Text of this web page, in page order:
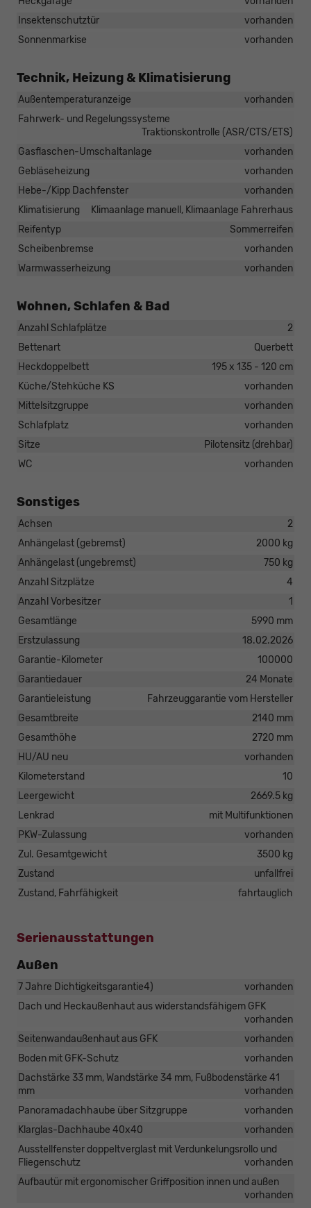
Insektenschutztür
vorhanden
Sonnenmarkise
vorhanden
Technik, Heizung & Klimatisierung
Außentemperaturanzeige
vorhanden
Fahrwerk- und Regelungssysteme
Traktionskontrolle (ASR/CTS/ETS)
Gasflaschen-Umschaltanlage
vorhanden
Gebläseheizung
vorhanden
Hebe-/Kipp Dachfenster
vorhanden
Klimatisierung
Klimaanlage manuell, Klimaanlage Fahrerhaus
Reifentyp
Sommerreifen
Scheibenbremse
vorhanden
Warmwasserheizung
vorhanden
Wohnen, Schlafen & Bad
Anzahl Schlafplätze
2
Bettenart
Querbett
Heckdoppelbett
195 x 135 - 120 cm
Küche/Stehküche KS
vorhanden
Mittelsitzgruppe
vorhanden
Schlafplatz
vorhanden
Sitze
Pilotensitz (drehbar)
WC
vorhanden
Sonstiges
Achsen
2
Anhängelast (gebremst)
2000 kg
Anhängelast (ungebremst)
750 kg
Anzahl Sitzplätze
4
Anzahl Vorbesitzer
1
Gesamtlänge
5990 mm
Erstzulassung
18.02.2026
Garantie-Kilometer
100000
Garantiedauer
24 Monate
Garantieleistung
Fahrzeuggarantie vom Hersteller
Gesamtbreite
2140 mm
Gesamthöhe
2720 mm
HU/AU neu
vorhanden
Kilometerstand
10
Leergewicht
2669.5 kg
Lenkrad
mit Multifunktionen
PKW-Zulassung
vorhanden
Zul. Gesamtgewicht
3500 kg
Zustand
unfallfrei
Zustand, Fahrfähigkeit
fahrtauglich
Serienausstattungen
Außen
7 Jahre Dichtigkeitsgarantie4)
vorhanden
Dach und Heckaußenhaut aus widerstandsfähigem GFK
vorhanden
Seitenwandaußenhaut aus GFK
vorhanden
Boden mit GFK-Schutz
vorhanden
Dachstärke 33 mm, Wandstärke 34 mm, Fußbodenstärke 41
mm
vorhanden
Panoramadachhaube über Sitzgruppe
vorhanden
Klarglas-Dachhaube 40x40
vorhanden
Ausstellfenster doppeltverglast mit Verdunkelungsrollo und
Fliegenschutz
vorhanden
Aufbautür mit ergonomischer Griffposition innen und außen
vorhanden